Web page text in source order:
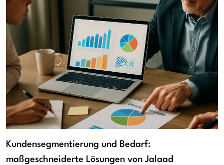
Kundensegmentierung und Bedarf:
maßgeschneiderte Lösungen von Jalaad